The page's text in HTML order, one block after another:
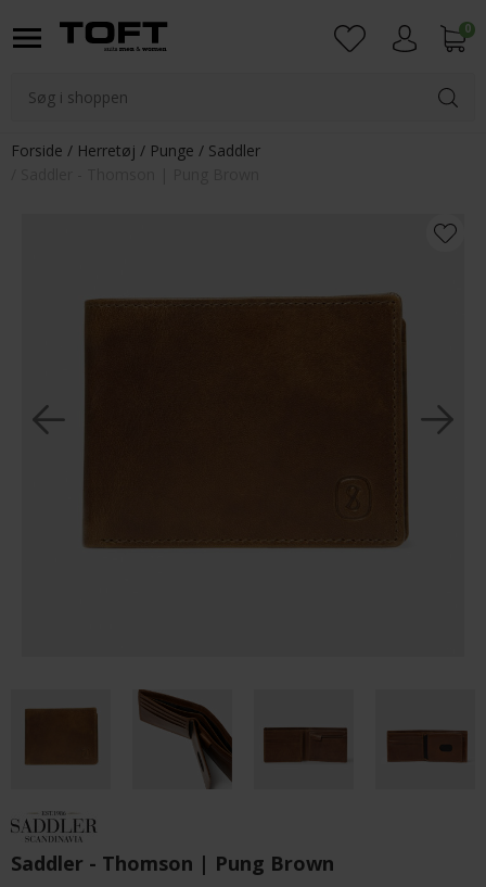
0
Forside Herretøj Punge
Saddler
Saddler - Thomson | Pung Brown